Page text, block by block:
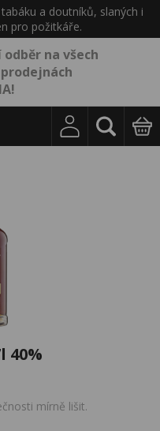
a doutníků, slaných i
pro požitkáře.
odběr na všech
40%
mírně lišit.